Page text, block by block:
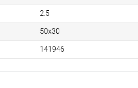
2.5
50х30
141946